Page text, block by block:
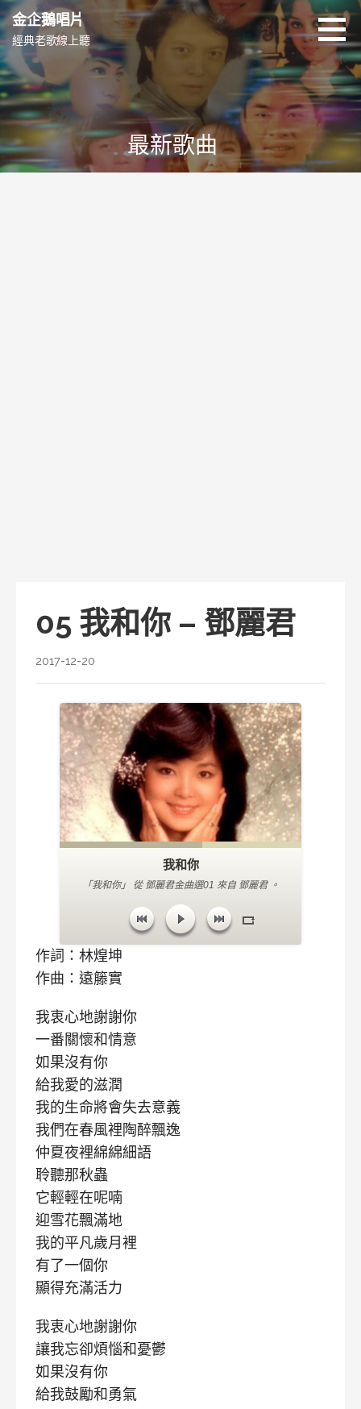
跳
至
主
要
內
容
金企鵝唱片
經典老歌線上聽
最新歌曲
05 我和你 – 鄧麗君
2017-12-20
我和你
「我和你」 從 鄧麗君金曲選01 來自 鄧麗君 。
音軌 5 。 類型： 國語經典老歌。
作詞：林煌坤
作曲：遠籐實
我衷心地謝謝你
一番關懷和情意
如果沒有你
給我愛的滋潤
我的生命將會失去意義
我們在春風裡陶醉飄逸
仲夏夜裡綿綿細語
聆聽那秋蟲
它輕輕在呢喃
迎雪花飄滿地
我的平凡歲月裡
有了一個你
顯得充滿活力
我衷心地謝謝你
讓我忘卻煩惱和憂鬱
如果沒有你
給我鼓勵和勇氣